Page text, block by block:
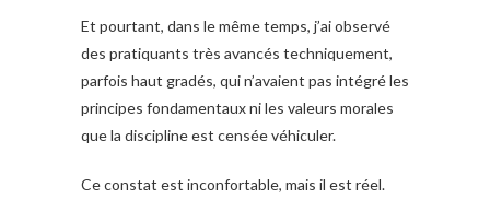
Et pourtant, dans le même temps, j’ai observé
des pratiquants très avancés techniquement,
parfois haut gradés, qui n’avaient pas intégré les
principes fondamentaux ni les valeurs morales
que la discipline est censée véhiculer.
Ce constat est inconfortable, mais il est réel.